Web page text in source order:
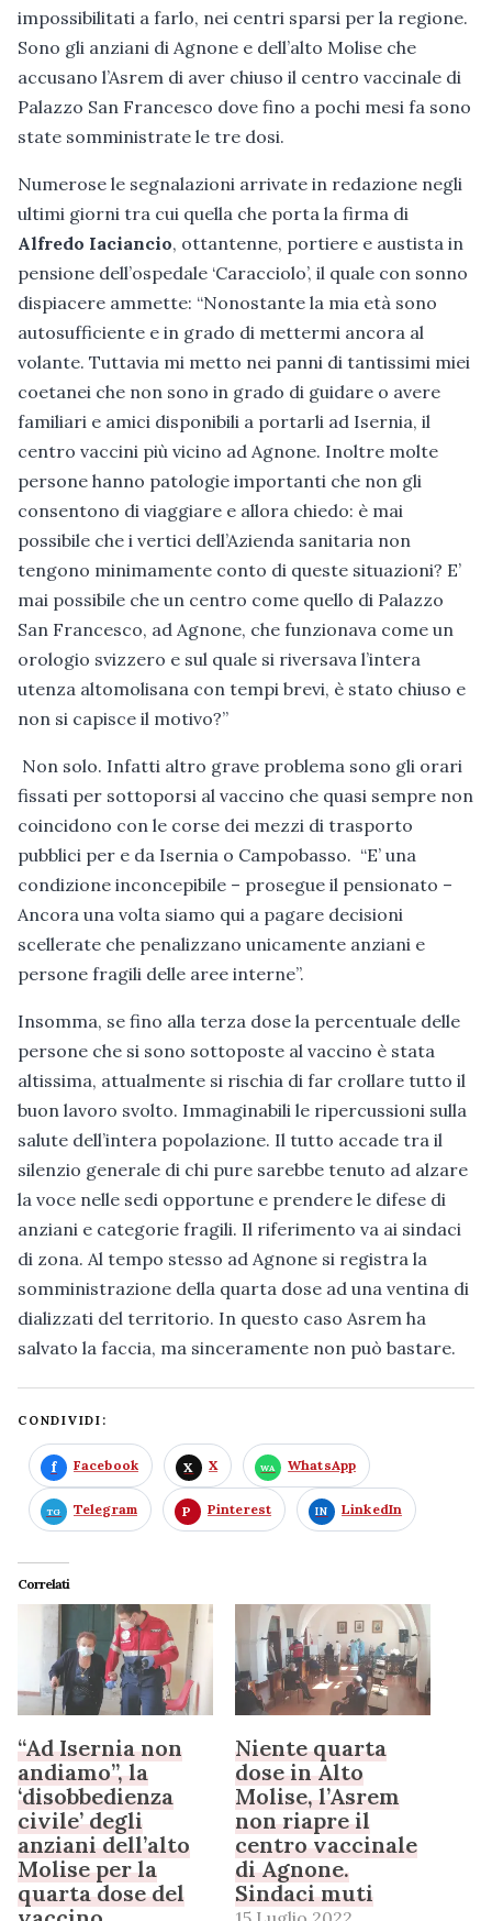
impossibilitati a farlo, nei centri sparsi per la regione.
Sono gli anziani di Agnone e dell’alto Molise che
accusano l’Asrem di aver chiuso il centro vaccinale di
Palazzo San Francesco dove fino a pochi mesi fa sono
state somministrate le tre dosi.
Numerose le segnalazioni arrivate in redazione negli
ultimi giorni tra cui quella che porta la firma di
Alfredo Iaciancio, ottantenne, portiere e austista in
pensione dell’ospedale ‘Caracciolo’, il quale con sonno
dispiacere ammette: “Nonostante la mia età sono
autosufficiente e in grado di mettermi ancora al
volante. Tuttavia mi metto nei panni di tantissimi miei
coetanei che non sono in grado di guidare o avere
familiari e amici disponibili a portarli ad Isernia, il
centro vaccini più vicino ad Agnone. Inoltre molte
persone hanno patologie importanti che non gli
consentono di viaggiare e allora chiedo: è mai
possibile che i vertici dell’Azienda sanitaria non
tengono minimamente conto di queste situazioni? E’
mai possibile che un centro come quello di Palazzo
San Francesco, ad Agnone, che funzionava come un
orologio svizzero e sul quale si riversava l’intera
utenza altomolisana con tempi brevi, è stato chiuso e
non si capisce il motivo?”
Non solo. Infatti altro grave problema sono gli orari
fissati per sottoporsi al vaccino che quasi sempre non
coincidono con le corse dei mezzi di trasporto
pubblici per e da Isernia o Campobasso. “E’ una
condizione inconcepibile – prosegue il pensionato –
Ancora una volta siamo qui a pagare decisioni
scellerate che penalizzano unicamente anziani e
persone fragili delle aree interne”.
Insomma, se fino alla terza dose la percentuale delle
persone che si sono sottoposte al vaccino è stata
altissima, attualmente si rischia di far crollare tutto il
buon lavoro svolto. Immaginabili le ripercussioni sulla
salute dell’intera popolazione. Il tutto accade tra il
silenzio generale di chi pure sarebbe tenuto ad alzare
la voce nelle sedi opportune e prendere le difese di
anziani e categorie fragili. Il riferimento va ai sindaci
di zona. Al tempo stesso ad Agnone si registra la
somministrazione della quarta dose ad una ventina di
dializzati del territorio. In questo caso Asrem ha
salvato la faccia, ma sinceramente non può bastare.
CONDIVIDI:
Facebook X WhatsApp
Telegram Pinterest LinkedIn
Correlati
“Ad Isernia non
andiamo”, la
‘disobbedienza
civile’ degli
anziani dell’alto
Molise per la
quarta dose del
Niente quarta
dose in Alto
Molise, l’Asrem
non riapre il
centro vaccinale
di Agnone.
Sindaci muti